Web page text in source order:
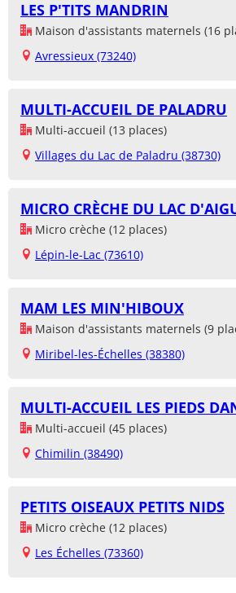
LES P'TITS MANDRIN
Maison d'assistants maternels (16
Avressieux (73240)
MULTI-ACCUEIL DE PALADRU
Multi-accueil (13 places)
Villages du Lac de Paladru (38730)
MICRO CRÈCHE DU LAC
Micro crèche (12 places)
Lépin-le-Lac (73610)
MAM LES MIN'HIBOUX
Maison d'assistants maternels (9
Miribel-les-Échelles (38380)
MULTI-ACCUEIL LES PIEDS
Multi-accueil (45 places)
Chimilin (38490)
PETITS OISEAUX PETITS NIDS
Micro crèche (12 places)
Les Échelles (73360)